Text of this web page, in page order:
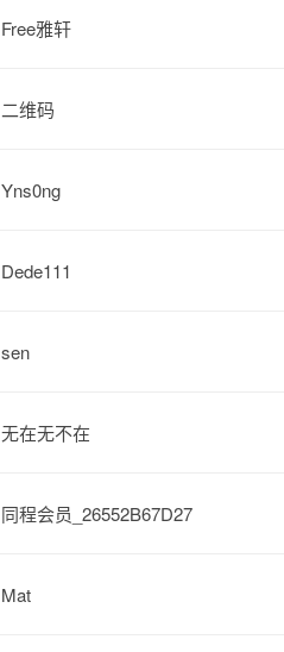
Free雅轩
二维码
Yns0ng
Dede111
sen
无在无不在
同程会员_26552B67D27
Mat